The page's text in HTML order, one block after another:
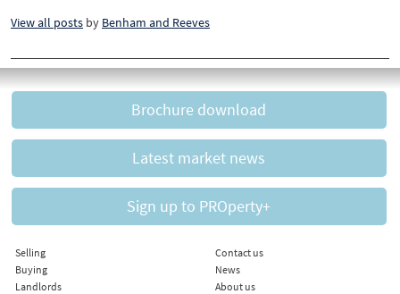
View all posts by Benham and Reeves
Brochure download
Latest market news
Sign up to PROperty+
Selling
Buying
Landlords
Contact us
News
About us